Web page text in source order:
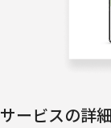
サービスの詳